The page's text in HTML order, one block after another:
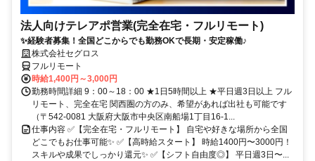
法人向けテレアポ営業(完全在宅・フルリモート)
✨経験者募集！全国どこからでも勤務OKで長期・安定稼働♪
株式会社セグロス
フルリモート
時給1,400円～3,000円
勤務時間詳細 9：00～18：00 ★1日5時間以上 ★平日週3日以上 フル
リモート、完全在宅 関西圏の方のみ、希望があれば出社も可能です
（〒542-0081 大阪府大阪市中央区南船場1丁目16-1...
仕事内容 ✅【完全在宅・フルリモート】 自宅や好きな場所から全国
どこでもお仕事可能✨ ✅【高時給スタート】 時給1400円〜3000円！
スキルや成果でしっかり還元✨ ✅【シフト自由度◎】 平日週3日〜...